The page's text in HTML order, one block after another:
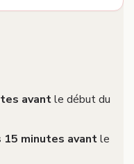
avantle début du
15 minutes avantle